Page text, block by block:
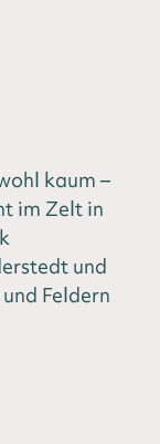
kaum –
im Zelt in
und
Feldern